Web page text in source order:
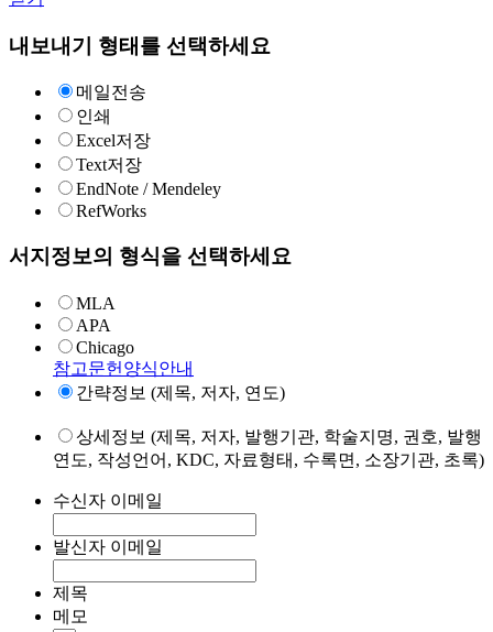
내보내기 형태를 선택하세요
메일전송
인쇄
Excel저장
Text저장
EndNote / Mendeley
RefWorks
서지정보의 형식을 선택하세요
MLA
APA
Chicago
참고문헌양식안내
간략정보 (제목, 저자, 연도)
상세정보 (제목, 저자, 발행기관, 학술지명, 권호, 발행
연도, 작성언어, KDC, 자료형태, 수록면, 소장기관, 초록)
수신자 이메일
발신자 이메일
제목
메모